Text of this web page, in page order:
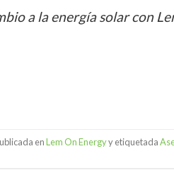
a la energía solar con
enLem On Energyy etiquetada